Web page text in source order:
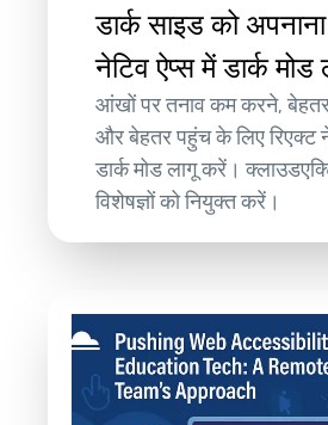
डार्क साइड को
नेटिव ऐप्स में डार्क
आंखों पर तनाव कम करने,
और बेहतर पहुंच के लिए रिएक्ट
डार्क मोड लागू करें।
विशेषज्ञों को नियुक्त करें।